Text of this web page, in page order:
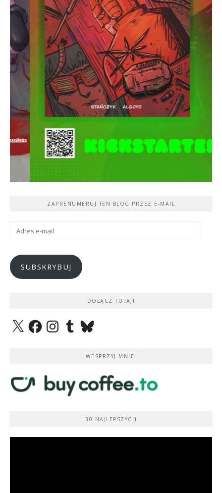
ZAPRENUMERUJ TEN BLOG PRZEZ E-MAIL
Adres
SUBSKRYBUJ
DOŁĄCZ TUTAJ!
X FacebookInstagramTumblrBluesky
WESPRZYJ MNIE!
30 NAJLEPSZYCH